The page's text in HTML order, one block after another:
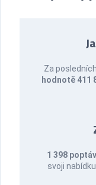
Za posledních
hodnotě 411
1 398
svoji